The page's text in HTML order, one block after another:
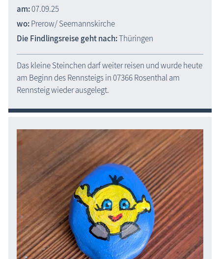
am:07.09.25
wo:Prerow/ Seemannskirche
Die Findlingsreise geht nach:Thüringen
Das kleine Steinchen darf weiter reisen und wurde heute
am Beginn des Rennsteigs in 07366 Rosenthal am
Rennsteig wieder ausgelegt.